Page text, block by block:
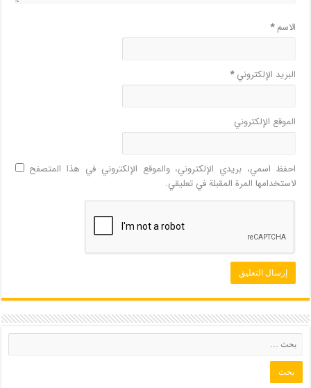
الاسم*
البريد الإلكتروني*
الموقع الإلكتروني
احفظ اسمي، بريدي الإلكتروني، والموقع الإلكتروني في هذا المتصفح
لاستخدامها المرة المقبلة في تعليقي.